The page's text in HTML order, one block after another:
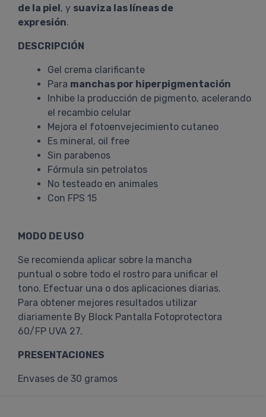
de la piel, y suaviza las líneas de
expresión.
DESCRIPCIÓN
Gel crema clarificante
Para manchas por hiperpigmentación
Inhibe la producción de pigmento, acelerando
el recambio celular
Mejora el fotoenvejecimiento cutaneo
Es mineral, oil free
Sin parabenos
Fórmula sin petrolatos
No testeado en animales
Con FPS 15
MODO DE USO
Se recomienda aplicar sobre la mancha
puntual o sobre todo el rostro para unificar el
tono. Efectuar una o dos aplicaciones diarias.
Para obtener mejores resultados utilizar
diariamente By Block Pantalla Fotoprotectora
60/FP UVA 27.
PRESENTACIONES
Envases de 30 gramos